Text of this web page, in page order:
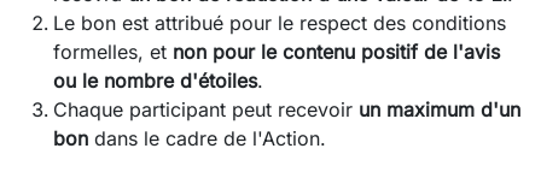
Le bon est attribué pour le respect des conditions
formelles, et non pour le contenu positif de l'avis
ou le nombre d'étoiles.
Chaque participant peut recevoir un maximum d'un
bon dans le cadre de l'Action.